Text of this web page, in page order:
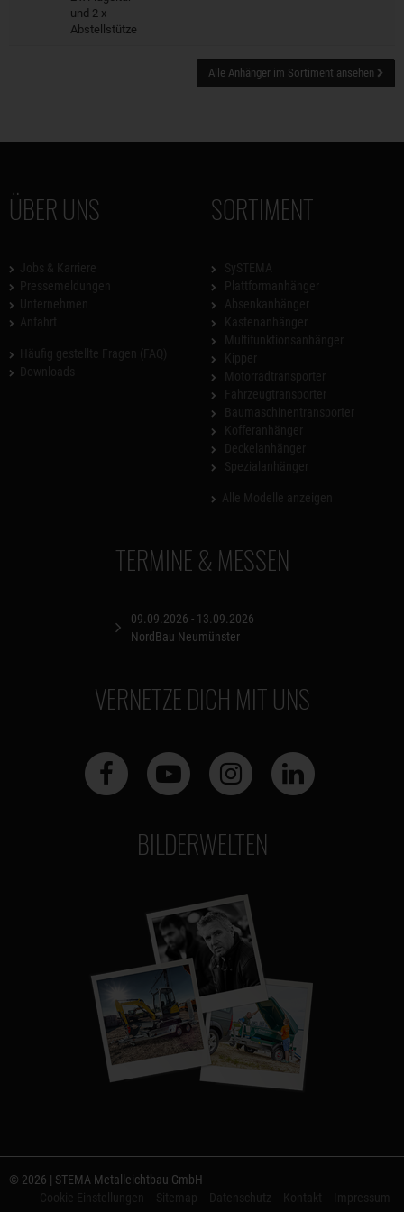
und 2 x
Abstellstütze
Alle Anhänger im Sortiment ansehen
ÜBER UNS SORTIMENT
TERMINE & MESSEN
09.09.2026 - 13.09.2026
NordBau Neumünster
VERNETZE DICH MIT UNS
BILDERWELTEN
© 2026 | STEMA Metalleichtbau GmbH